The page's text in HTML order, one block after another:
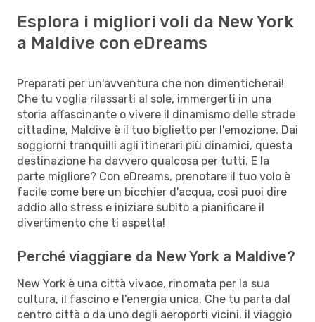
Esplora i migliori voli da New York
a Maldive con eDreams
Preparati per un'avventura che non dimenticherai!
Che tu voglia rilassarti al sole, immergerti in una
storia affascinante o vivere il dinamismo delle strade
cittadine, Maldive è il tuo biglietto per l'emozione. Dai
soggiorni tranquilli agli itinerari più dinamici, questa
destinazione ha davvero qualcosa per tutti. E la
parte migliore? Con eDreams, prenotare il tuo volo è
facile come bere un bicchier d'acqua, così puoi dire
addio allo stress e iniziare subito a pianificare il
divertimento che ti aspetta!
Perché viaggiare da New York a Maldive?
New York è una città vivace, rinomata per la sua
cultura, il fascino e l'energia unica. Che tu parta dal
centro città o da uno degli aeroporti vicini, il viaggio